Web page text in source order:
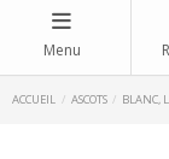
Menu
ACCUEIL ASCOTS BLANC,